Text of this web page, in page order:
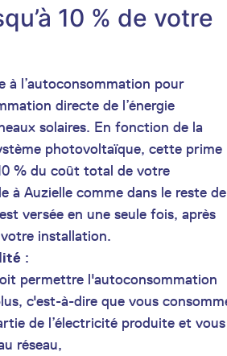
10 % de votre
à l’autoconsommation pour
directe de l’énergie
solaires. En fonction de la
photovoltaïque, cette prime
% du coût total de votre
à Auzielle comme dans le reste de
versée en une seule fois, après
installation.
:
permettre l'autoconsommation
c'est-à-dire que vous
de l’électricité produite et vous
réseau,